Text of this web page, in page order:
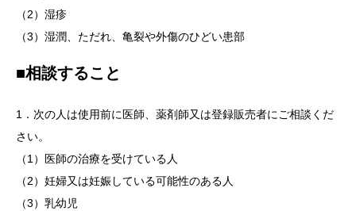
（2）湿疹
（3）湿潤、ただれ、亀裂や外傷のひどい患部
■相談すること
1．次の人は使用前に医師、薬剤師又は登録販売者にご相談くだ
さい。
（1）医師の治療を受けている人
（2）妊婦又は妊娠している可能性のある人
（3）乳幼児